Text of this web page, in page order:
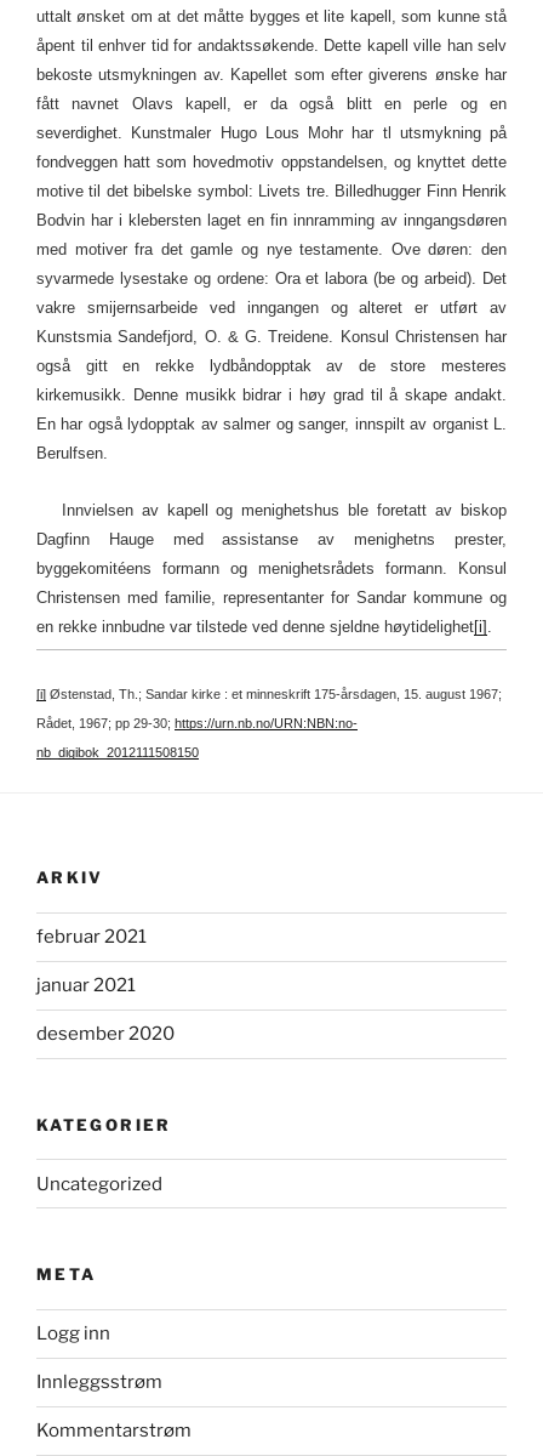
uttalt ønsket om at det måtte bygges et lite kapell, som kunne stå
åpent til enhver tid for andaktssøkende. Dette kapell ville han selv
bekoste utsmykningen av. Kapellet som efter giverens ønske har
fått navnet Olavs kapell, er da også blitt en perle og en
severdighet. Kunstmaler Hugo Lous Mohr har tl utsmykning på
fondveggen hatt som hovedmotiv oppstandelsen, og knyttet dette
motive til det bibelske symbol: Livets tre. Billedhugger Finn Henrik
Bodvin har i klebersten laget en fin innramming av inngangsdøren
med motiver fra det gamle og nye testamente. Ove døren: den
syvarmede lysestake og ordene: Ora et labora (be og arbeid). Det
vakre smijernsarbeide ved inngangen og alteret er utført av
Kunstsmia Sandefjord, O. & G. Treidene. Konsul Christensen har
også gitt en rekke lydbåndopptak av de store mesteres
kirkemusikk. Denne musikk bidrar i høy grad til å skape andakt.
En har også lydopptak av salmer og sanger, innspilt av organist L.
Berulfsen.
Innvielsen av kapell og menighetshus ble foretatt av biskop
Dagfinn Hauge med assistanse av menighetns prester,
byggekomitéens formann og menighetsrådets formann. Konsul
Christensen med familie, representanter for Sandar kommune og
en rekke innbudne var tilstede ved denne sjeldne høytidelighet[i]
[i] Østenstad, Th.; Sandar kirke : et minneskrift 175-årsdagen, 15. august 1967;
Rådet, 1967; pp 29-30; https://urn.nb.no/URN:NBN:no-
nb_digibok_2012111508150
ARKIV
februar 2021
januar 2021
desember 2020
KATEGORIER
Uncategorized
META
Logg inn
Innleggsstrøm
Kommentarstrøm